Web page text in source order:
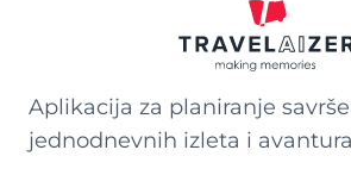
Aplikacija za planiranje
jednodnevnih izleta i